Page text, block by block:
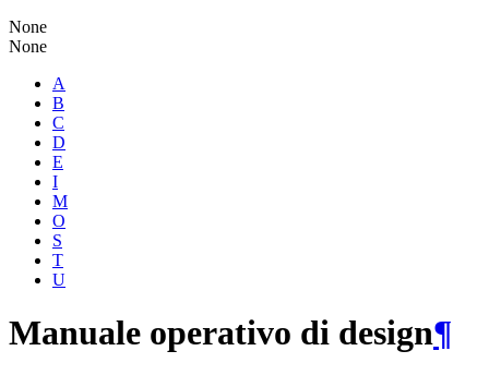
None
None
A
B
C
D
E
I
M
O
S
T
U
Manuale operativo di design¶